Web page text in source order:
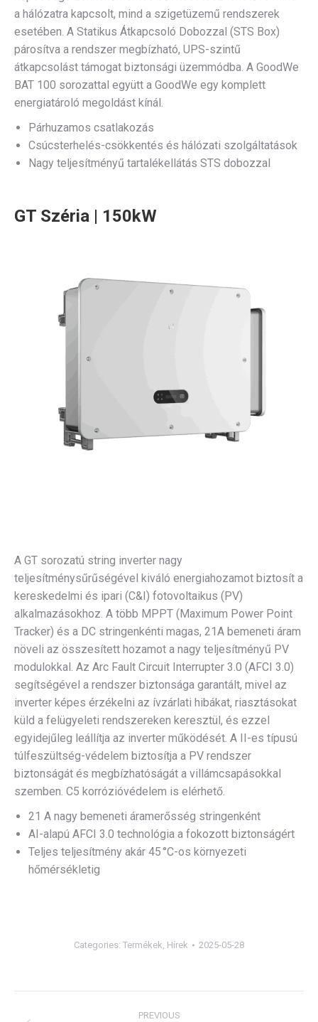
a hálózatra kapcsolt, mind a szigetüzemű rendszerek
esetében. A Statikus Átkapcsoló Dobozzal (STS Box)
párosítva a rendszer megbízható, UPS-szintű
átkapcsolást támogat biztonsági üzemmódba. A GoodWe
BAT 100 sorozattal együtt a GoodWe egy komplett
energiatároló megoldást kínál.
Párhuzamos csatlakozás
Csúcsterhelés-csökkentés és hálózati szolgáltatások
Nagy teljesítményű tartalékellátás STS dobozzal
GT Széria | 150kW
A GT sorozatú string inverter nagy
teljesítménysűrűségével kiváló energiahozamot biztosít a
kereskedelmi és ipari (C&I) fotovoltaikus (PV)
alkalmazásokhoz. A több MPPT (Maximum Power Point
Tracker) és a DC stringenkénti magas, 21A bemeneti áram
növeli az összesített hozamot a nagy teljesítményű PV
modulokkal. Az Arc Fault Circuit Interrupter 3.0 (AFCI 3.0)
segítségével a rendszer biztonsága garantált, mivel az
inverter képes érzékelni az ívzárlati hibákat, riasztásokat
küld a felügyeleti rendszereken keresztül, és ezzel
egyidejűleg leállítja az inverter működését. A
II-es típusú
túlfeszültség-védelem biztosítja a PV rendszer
biztonságát és megbízhatóságát a villámcsapásokkal
szemben. C5 korrózióvédelem is elérhető.
21 A nagy bemeneti áramerősség stringenként
AI-alapú AFCI 3.0 technológia a fokozott biztonságért
Teljes teljesítmény akár 45 °C-os környezeti
hőmérsékletig
Categories: Termékek, Hírek 2025-05-28
PREVIOUS